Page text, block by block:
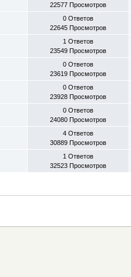
22577 Просмотров
0 Ответов
22645 Просмотров
1 Ответов
23549 Просмотров
0 Ответов
23619 Просмотров
0 Ответов
23928 Просмотров
0 Ответов
24080 Просмотров
4 Ответов
30889 Просмотров
1 Ответов
32523 Просмотров